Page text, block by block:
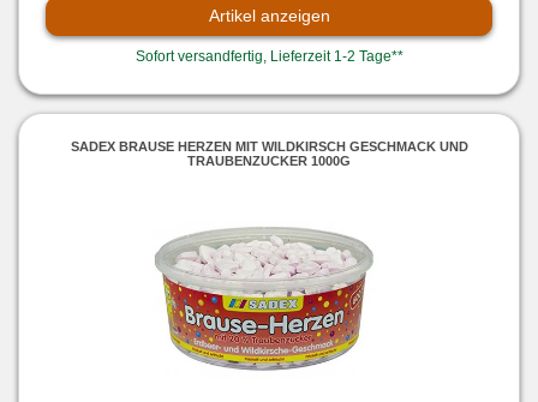
Artikel anzeigen
Sofort versandfertig, Lieferzeit 1-2 Tage**
SADEX BRAUSE HERZEN MIT WILDKIRSCH GESCHMACK UND
TRAUBENZUCKER 1000G